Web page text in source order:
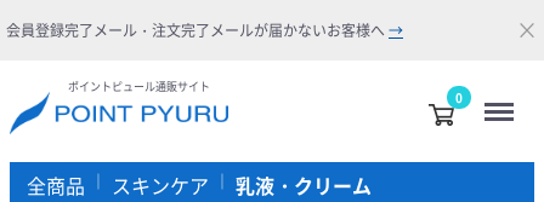
会員登録完了メール・注文完了メールが届かないお客様へ → ×
ポイントピュール通販サイト
0
全商品 スキンケア 乳液・クリーム